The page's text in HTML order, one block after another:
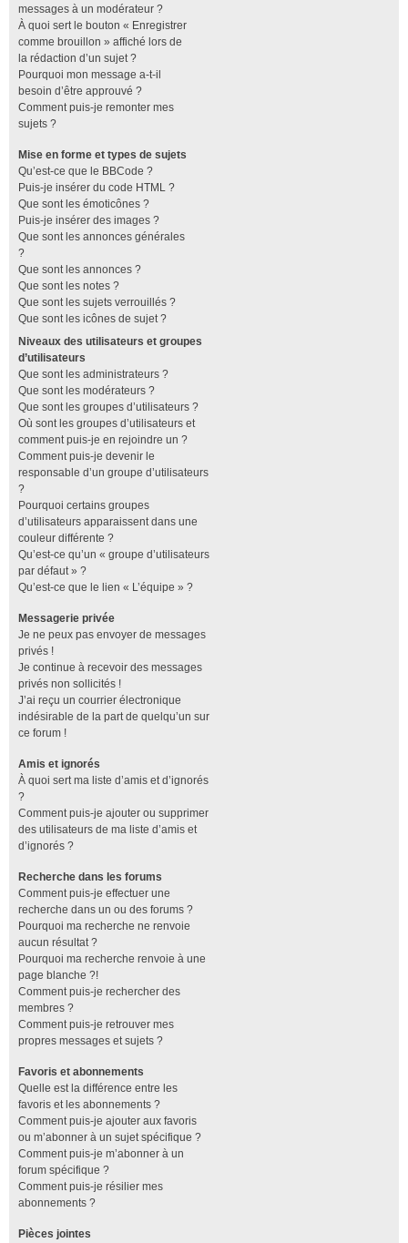
messages à un modérateur ?
À quoi sert le bouton « Enregistrer
comme brouillon » affiché lors de
la rédaction d’un sujet ?
Pourquoi mon message a-t-il
besoin d’être approuvé ?
Comment puis-je remonter mes
sujets ?
Mise en forme et types de sujets
Qu’est-ce que le BBCode ?
Puis-je insérer du code HTML ?
Que sont les émoticônes ?
Puis-je insérer des images ?
Que sont les annonces générales
?
Que sont les annonces ?
Que sont les notes ?
Que sont les sujets verrouillés ?
Que sont les icônes de sujet ?
Niveaux des utilisateurs et groupes
d’utilisateurs
Que sont les administrateurs ?
Que sont les modérateurs ?
Que sont les groupes d’utilisateurs ?
Où sont les groupes d’utilisateurs et
comment puis-je en rejoindre un ?
Comment puis-je devenir le
responsable d’un groupe d’utilisateurs
?
Pourquoi certains groupes
d’utilisateurs apparaissent dans une
couleur différente ?
Qu’est-ce qu’un « groupe d’utilisateurs
par défaut » ?
Qu’est-ce que le lien « L’équipe » ?
Messagerie privée
Je ne peux pas envoyer de messages
privés !
Je continue à recevoir des messages
privés non sollicités !
J’ai reçu un courrier électronique
indésirable de la part de quelqu’un sur
ce forum !
Amis et ignorés
À quoi sert ma liste d’amis et d’ignorés
?
Comment puis-je ajouter ou supprimer
des utilisateurs de ma liste d’amis et
d’ignorés ?
Recherche dans les forums
Comment puis-je effectuer une
recherche dans un ou des forums ?
Pourquoi ma recherche ne renvoie
aucun résultat ?
Pourquoi ma recherche renvoie à une
page blanche ?!
Comment puis-je rechercher des
membres ?
Comment puis-je retrouver mes
propres messages et sujets ?
Favoris et abonnements
Quelle est la différence entre les
favoris et les abonnements ?
Comment puis-je ajouter aux favoris
ou m’abonner à un sujet spécifique ?
Comment puis-je m’abonner à un
forum spécifique ?
Comment puis-je résilier mes
abonnements ?
Pièces jointes